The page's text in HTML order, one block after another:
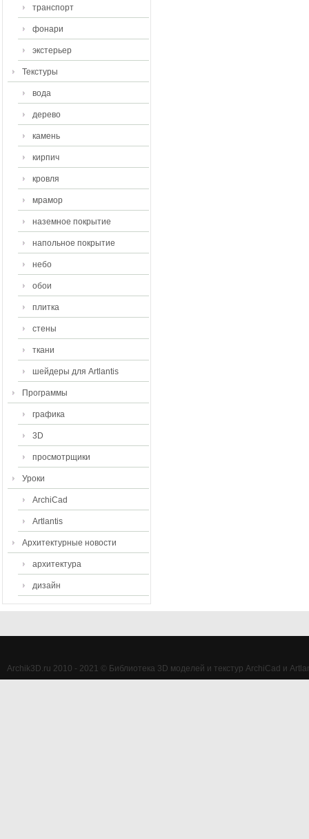
транспорт
фонари
экстерьер
Текстуры
вода
дерево
камень
кирпич
кровля
мрамор
наземное покрытие
напольное покрытие
небо
обои
плитка
стены
ткани
шейдеры для Artlantis
Программы
графика
3D
просмотрщики
Уроки
ArchiCad
Artlantis
Архитектурные новости
архитектура
дизайн
Archik3D.ru 2010 - 2021 © Библиотека 3D моделей и текстур ArchiCad и